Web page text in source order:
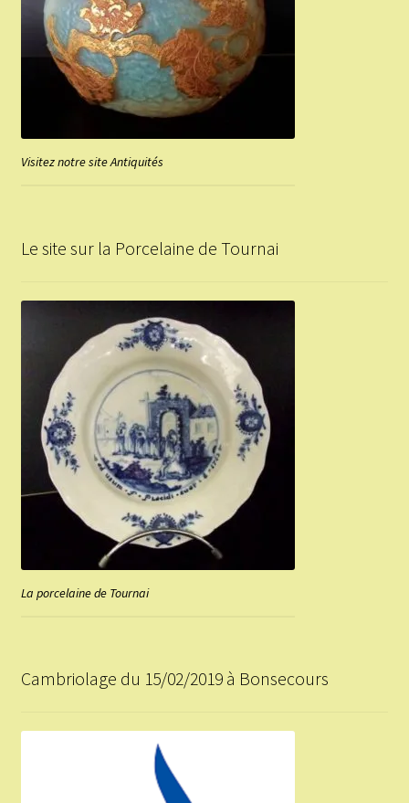
Visitez notre site Antiquités
Le site sur la Porcelaine de Tournai
La porcelaine de Tournai
Cambriolage du 15/02/2019 à Bonsecours